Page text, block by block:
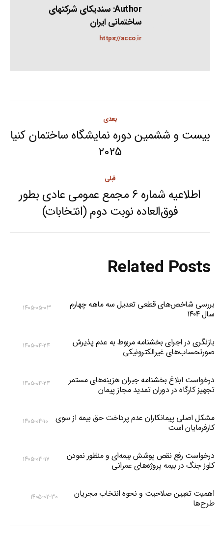
Author: سندیکای شرکتهای
ساختمانی ایران
https://acco.ir
navigation
قبلی
Previous
post:
اطلاعیه شماره ۶ مجمع عمومی عادی بطور
فوق‌العاده نوبت دوم (انتخابات)
بعدی
Next
post:
بیست و ششمین دوره نمایشگاه ساختمان کنیا
۲۰۲۵
Related Posts
بررسی شاخص‌های قطعی تعدیل سه ماهه چهارم
سال ۱۴۰۴
۱۴۰۵-۰۵-۰۳
بازنگری در اجرای بخشنامه مربوط به عدم پذیرش
صورتحساب‌های غیرالکترونیکی
۱۴۰۵-۰۴-۲۴
درخواست ابلاغ بخشنامه جبران هزینه‌های مستمر
تجهیز کارگاه در دوران تمدید مجاز پیمان
۱۴۰۵-۰۴-۲۴
مشکل اصلی پیمانکاران عدم پرداخت حق بیمه از سوی
کارفرمایان است
۱۴۰۵-۰۴-۱۰
درخواست رفع نقص پوشش بیمه‌ای و منظور نمودن
کلوز جنگ در بیمه پروژه‌های عمرانی
۱۴۰۵-۰۳-۱۷
اهمیت تعیین صلاحیت و نحوه انتخاب مجریان
طرح‌ها
۱۴۰۵-۰۲-۳۰